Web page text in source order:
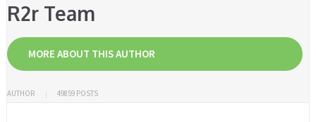
R2r Team
MORE ABOUT THIS AUTHOR
AUTHOR 49859 POSTS